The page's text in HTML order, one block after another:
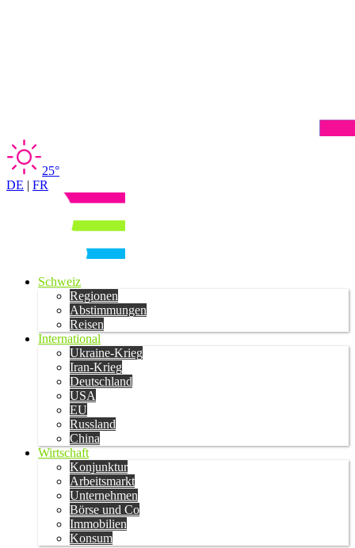
25°
DE | FR
Schweiz
Regionen
Abstimmungen
Reisen
International
Ukraine-Krieg
Iran-Krieg
Deutschland
USA
EU
Russland
China
Wirtschaft
Konjunktur
Arbeitsmarkt
Unternehmen
Börse und Co
Immobilien
Konsum